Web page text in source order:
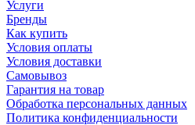
Услуги
Бренды
Как купить
Условия оплаты
Условия доставки
Самовывоз
Гарантия на товар
Обработка персональных данных
Политика конфиденциальности